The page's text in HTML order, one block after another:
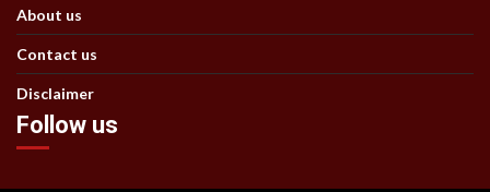
About us
Contact us
Disclaimer
Follow us